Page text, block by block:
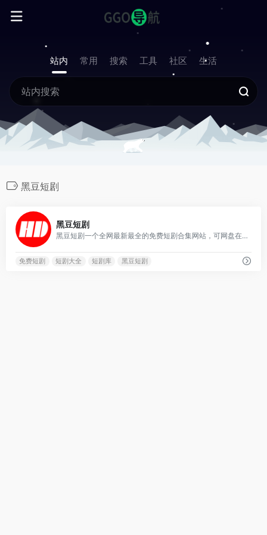
站内 常用 搜索 工具 社区 生活
黑豆短剧
黑豆短剧
黑豆短剧一个全网最新最全的免费短剧合集网站，可网盘在线观看下载的平台。汇聚各种各样的短剧，满足不同用户的观影需求。
免费短剧 短剧大全 短剧库 黑豆短剧